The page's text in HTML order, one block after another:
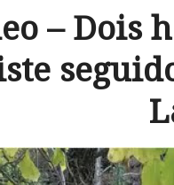
– Dois